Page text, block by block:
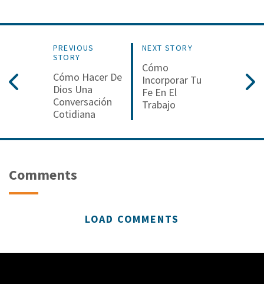
PREVIOUS
STORY
Cómo Hacer De
Dios Una
Conversación
Cotidiana
NEXT STORY
Cómo
Incorporar Tu
Fe En El
Trabajo
Comments
LOAD COMMENTS